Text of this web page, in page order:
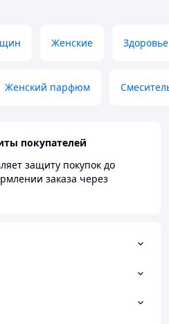
Женские Здоровье
Женский парфюм
покупателей
защиту покупок до
заказа через